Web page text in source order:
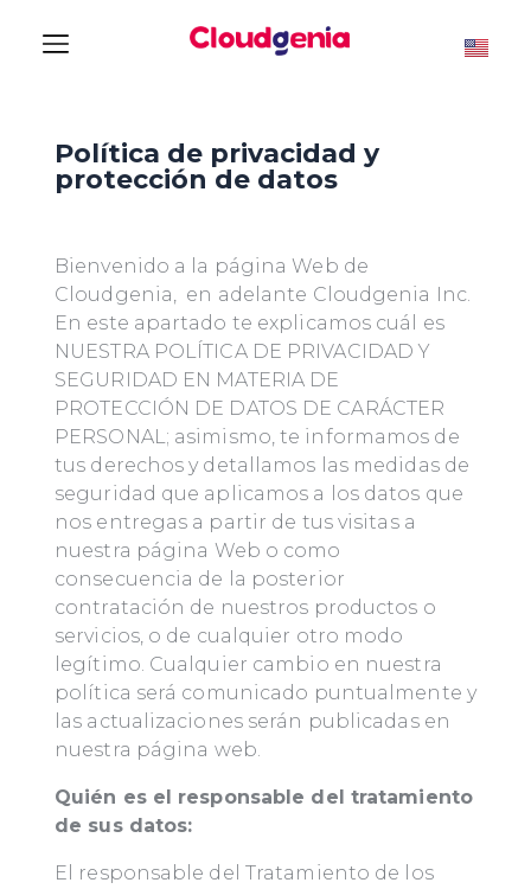
Política de privacidad y
protección de datos
Bienvenido a la página Web de
Cloudgenia, en adelante Cloudgenia Inc.
En este apartado te explicamos cuál es
NUESTRA POLÍTICA DE PRIVACIDAD Y
SEGURIDAD EN MATERIA DE
PROTECCIÓN DE DATOS DE CARÁCTER
PERSONAL; asimismo, te informamos de
tus derechos y detallamos las medidas de
seguridad que aplicamos a los datos que
nos entregas a partir de tus visitas a
nuestra página Web o como
consecuencia de la posterior
contratación de nuestros productos o
servicios, o de cualquier otro modo
legítimo. Cualquier cambio en nuestra
política será comunicado puntualmente y
las actualizaciones serán publicadas en
nuestra página web.
Quién es el responsable del tratamiento
de sus datos:
El responsable del Tratamiento de los